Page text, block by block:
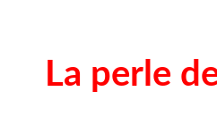
La perle